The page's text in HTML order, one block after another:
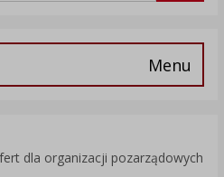
Menu
dla organizacji pozarządowych